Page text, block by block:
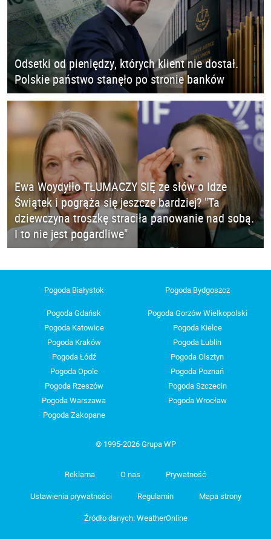
Odsetki od pieniędzy, których klient nie dostał.
Polskie państwo stanęło po stronie banków
Ewa Woydyłło TŁUMACZY SIĘ ze słów o Idze
Świątek i pogrąża się jeszcze bardziej? "Ta
dziewczyna troszkę straciła panowanie nad sobą.
I to nie jest pogardliwe"
Pogoda Białystok Pogoda Bydgoszcz
Pogoda Gdańsk
Pogoda Gorzów Wielkopolski
Pogoda Katowice
Pogoda Kielce
Pogoda Kraków
Pogoda Lublin
Pogoda Łódź
Pogoda Olsztyn
Pogoda Opole
Pogoda Poznań
Pogoda Rzeszów
Pogoda Szczecin
Pogoda Warszawa
Pogoda Wrocław
Pogoda Zakopane
© 1995-2026 Grupa WP
Reklama O nas Prywatność
Ustawienia prywatności Regulamin Mapa strony
Źródło danych: WeatherOnline